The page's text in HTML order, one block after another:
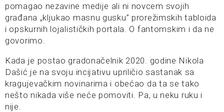
pomagao nezavine medije ali ni novcem svojih
građana „kljukao masnu gusku” prorežimskih tabloida
i opskurnih lojalističkih portala. O fantomskim i da ne
govorimo.
Kada je postao gradonačelnik 2020. godine Nikola
Dašić je na svoju incijativu upriličio sastanak sa
kragujevačkim novinarima i obećao da ta se tako
nešto nikada više neće pomoviti. Pa, u neku ruku i
nije.